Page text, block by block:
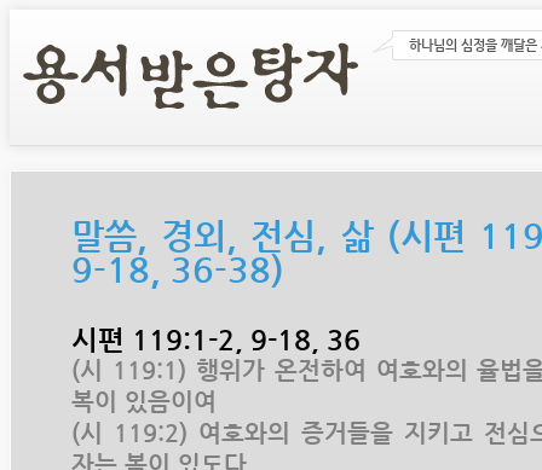
하나님의 심정을 깨달은
말씀, 경외, 전심, 삶 (시편
9-18, 36-38)
시편 119:1-2, 9-18, 36
(시 119:1) 행위가 온전하여 여호와의 율법
복이 있음이여
(시 119:2) 여호와의 증거들을 지키고 전심